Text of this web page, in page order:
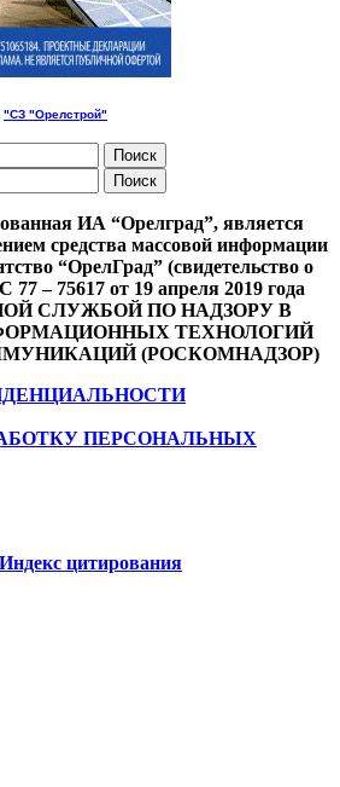
"СЗ "Орелстрой"
ИА “Орелград”, является
средства массовой информации
“ОрелГрад” (свидетельство о
– 75617 от 19 апреля 2019 года
СЛУЖБОЙ ПО НАДЗОРУ В
ТЕХНОЛОГИЙ
(РОСКОМНАДЗОР)
ПЕРСОНАЛЬНЫХ